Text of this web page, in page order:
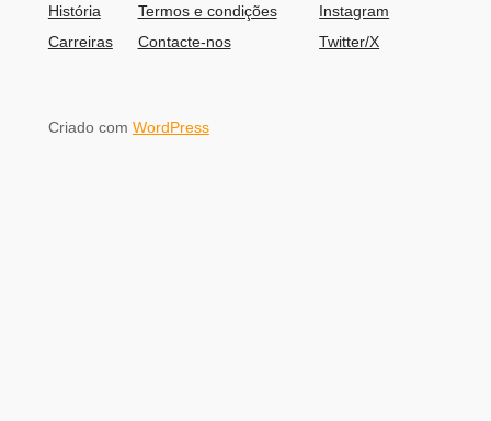
História
Carreiras
Termos e condições
Contacte-nos
Instagram
Twitter/X
Criado com WordPress